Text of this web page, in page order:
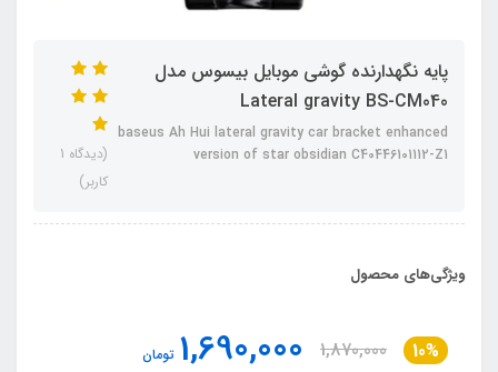
پایه نگهدارنده گوشی موبایل بیسوس مدل
Lateral gravity BS-CM040
baseus Ah Hui lateral gravity car bracket enhanced
version of star obsidian C40446101112-Z1
(دیدگاه 1
کاربر)
ویژگی‌های محصول
10%
1,870,000
1,690,000 تومان